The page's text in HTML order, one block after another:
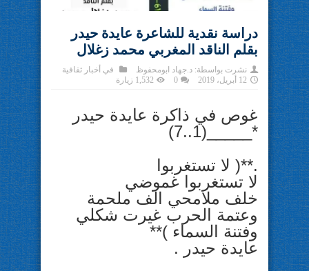
دراسة نقدية للشاعرة عايدة حيدر
بقلم الناقد المغربي محمد زغلال
نشرت بواسطة: د.جهاد ابومحفوظ في أخبار ثقافية
12 أبريل، 2019
0 1,532 زيارة
غوص في ذاكرة عايدة حيدر
*_____(1..7)
.**( لا تستغربوا
لا تستغربوا غموضي
خلف ملامحي الف ملحمة
وعتمة الحرب غيرت شكلي
وفتنة السماء )**
عايدة حيدر .